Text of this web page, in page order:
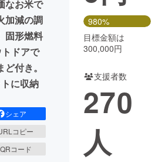
地域活性化
Good
CAMPFIRE Creation
さと納税machi-ya コミュニティ
なお米で
加減の調
固形燃料
ドアで
付き。
に収納
シェア
コピー
QRコード
980%
目標金額は
300,000円
支援者数
270
人